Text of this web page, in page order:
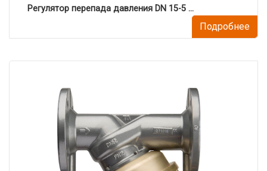
Регулятор перепада давления DN 15-5 ...
Подробнее